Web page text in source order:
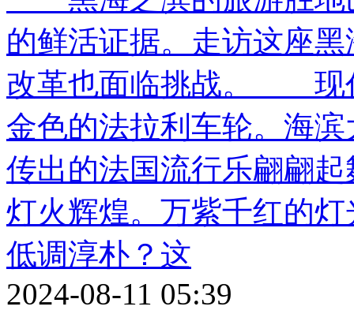
的鲜活证据。走访这座
改革也面临挑战。 现
金色的法拉利车轮。海
传出的法国流行乐翩翩
灯火辉煌。万紫千红
低调淳朴？这
2024-08-11 05:39